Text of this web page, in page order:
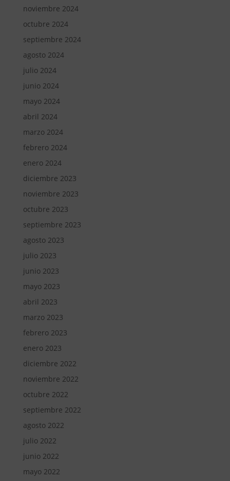
noviembre 2024
octubre 2024
septiembre 2024
agosto 2024
julio 2024
junio 2024
mayo 2024
abril 2024
marzo 2024
febrero 2024
enero 2024
diciembre 2023
noviembre 2023
octubre 2023
septiembre 2023
agosto 2023
julio 2023
junio 2023
mayo 2023
abril 2023
marzo 2023
febrero 2023
enero 2023
diciembre 2022
noviembre 2022
octubre 2022
septiembre 2022
agosto 2022
julio 2022
junio 2022
mayo 2022